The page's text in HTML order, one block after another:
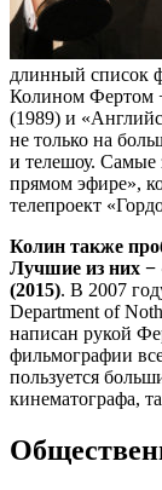
длинный список
Колином Фертом
(1989) и
не только на
и телешоу. Самые
прямом эфире»,
телепроект
Колин также
Лучшие из них −
(2015). В 2007
Department of
написан рукой
фильмографии
пользуется
кинематографа,